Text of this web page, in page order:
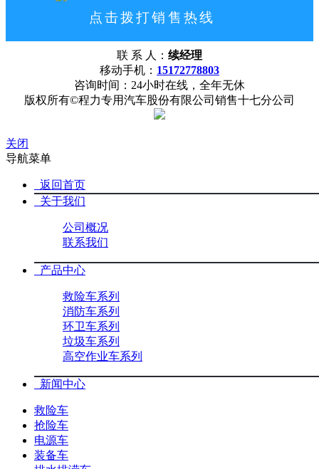
点击拨打销售热线
15172778803
公司概况
联 系 人： 续经理
移动手机： 15172778803
咨询时间：24小时在线，全年无休
版权所有©程力专用汽车股份有限公司销售十七分公司
关闭
导航菜单
返回首页
关于我们
公司概况
联系我们
产品中心
救险车系列
消防车系列
环卫车系列
垃圾车系列
高空作业车系列
新闻中心
救险车
抢险车
电源车
装备车